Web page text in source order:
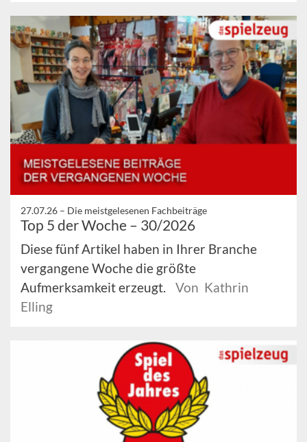
27.07.26 – Die meistgelesenen Fachbeiträge
Top 5 der Woche – 30/2026
Diese fünf Artikel haben in Ihrer Branche
vergangene Woche die größte
Aufmerksamkeit erzeugt.
Von Kathrin
Elling